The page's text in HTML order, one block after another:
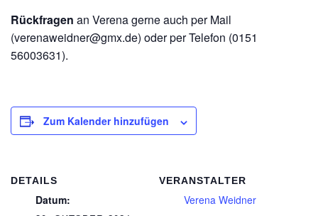
Rückfragen an Verena gerne auch per Mail
(verenaweidner@gmx.de) oder per Telefon (0151
56003631).
Zum Kalender hinzufügen
DETAILS
Datum:
VERANSTALTER
Verena Weidner